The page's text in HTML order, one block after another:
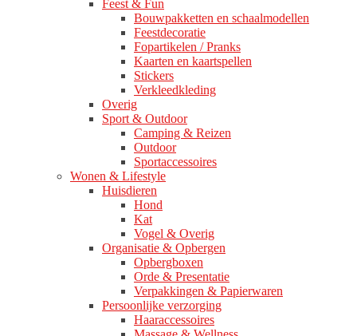
Feest & Fun
Bouwpakketten en schaalmodellen
Feestdecoratie
Fopartikelen / Pranks
Kaarten en kaartspellen
Stickers
Verkleedkleding
Overig
Sport & Outdoor
Camping & Reizen
Outdoor
Sportaccessoires
Wonen & Lifestyle
Huisdieren
Hond
Kat
Vogel & Overig
Organisatie & Opbergen
Opbergboxen
Orde & Presentatie
Verpakkingen & Papierwaren
Persoonlijke verzorging
Haaraccessoires